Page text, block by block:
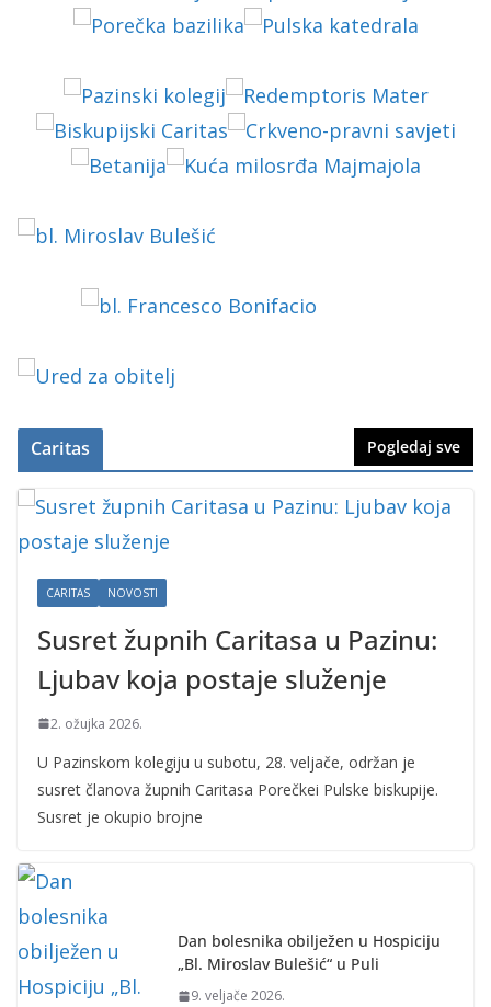
Caritas Pogledaj sve
CARITAS NOVOSTI
Susret župnih Caritasa u Pazinu:
Ljubav koja postaje služenje
2. ožujka 2026.
U Pazinskom kolegiju u subotu, 28. veljače, održan je
susret članova župnih Caritasa Porečkei Pulske biskupije.
Susret je okupio brojne
Dan bolesnika obilježen u Hospiciju
„Bl. Miroslav Bulešić“ u Puli
9. veljače 2026.